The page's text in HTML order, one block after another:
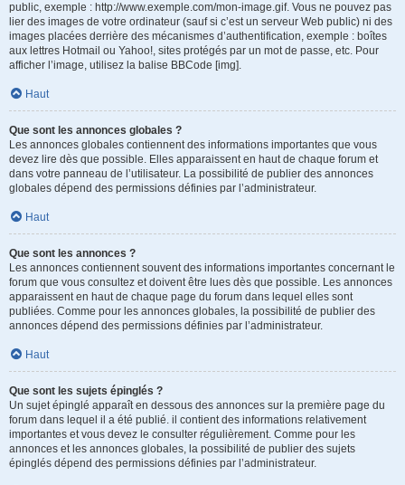
public, exemple : http://www.exemple.com/mon-image.gif. Vous ne pouvez pas
lier des images de votre ordinateur (sauf si c’est un serveur Web public) ni des
images placées derrière des mécanismes d’authentification, exemple : boîtes
aux lettres Hotmail ou Yahoo!, sites protégés par un mot de passe, etc. Pour
afficher l’image, utilisez la balise BBCode [img].
Haut
Que sont les annonces globales ?
Les annonces globales contiennent des informations importantes que vous
devez lire dès que possible. Elles apparaissent en haut de chaque forum et
dans votre panneau de l’utilisateur. La possibilité de publier des annonces
globales dépend des permissions définies par l’administrateur.
Haut
Que sont les annonces ?
Les annonces contiennent souvent des informations importantes concernant le
forum que vous consultez et doivent être lues dès que possible. Les annonces
apparaissent en haut de chaque page du forum dans lequel elles sont
publiées. Comme pour les annonces globales, la possibilité de publier des
annonces dépend des permissions définies par l’administrateur.
Haut
Que sont les sujets épinglés ?
Un sujet épinglé apparaît en dessous des annonces sur la première page du
forum dans lequel il a été publié. il contient des informations relativement
importantes et vous devez le consulter régulièrement. Comme pour les
annonces et les annonces globales, la possibilité de publier des sujets
épinglés dépend des permissions définies par l’administrateur.